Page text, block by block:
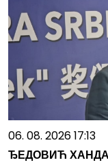
06. 08. 2026 17:13
ЂЕДОВИЋ